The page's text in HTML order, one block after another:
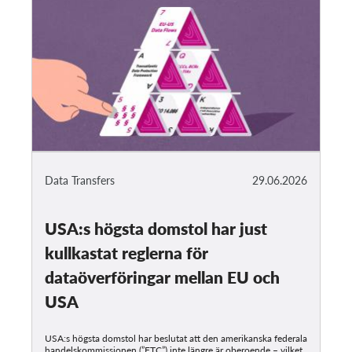
29.06.2026
Data Transfers
USA:s högsta domstol har just
kullkastat reglerna för
dataöverföringar mellan EU och
USA
USA:s högsta domstol har beslutat att den amerikanska federala